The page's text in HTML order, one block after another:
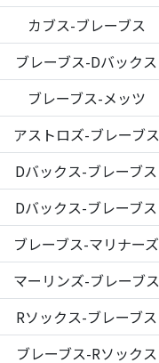
カブス-ブレーブス
ブレーブス-Dバックス
ブレーブス-メッツ
アストロズ-ブレーブス
Dバックス-ブレーブス
Dバックス-ブレーブス
ブレーブス-マリナーズ
マーリンズ-ブレーブス
Rソックス-ブレーブス
ブレーブス-Rソックス